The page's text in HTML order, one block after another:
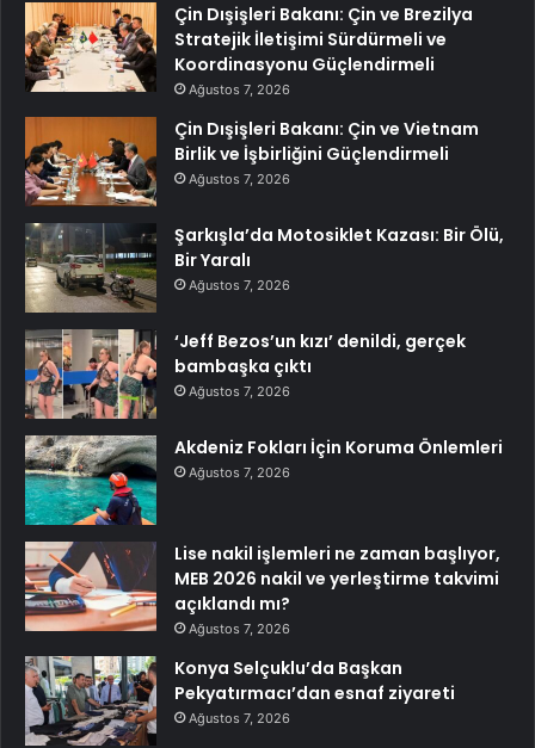
Çin Dışişleri Bakanı: Çin ve Brezilya
Stratejik İletişimi Sürdürmeli ve
Koordinasyonu Güçlendirmeli
Ağustos 7, 2026
Çin Dışişleri Bakanı: Çin ve Vietnam
Birlik ve İşbirliğini Güçlendirmeli
Ağustos 7, 2026
Şarkışla’da Motosiklet Kazası: Bir Ölü,
Bir Yaralı
Ağustos 7, 2026
‘Jeff Bezos’un kızı’ denildi, gerçek
bambaşka çıktı
Ağustos 7, 2026
Akdeniz Fokları İçin Koruma Önlemleri
Ağustos 7, 2026
Lise nakil işlemleri ne zaman başlıyor,
MEB 2026 nakil ve yerleştirme takvimi
açıklandı mı?
Ağustos 7, 2026
Konya Selçuklu’da Başkan
Pekyatırmacı’dan esnaf ziyareti
Ağustos 7, 2026